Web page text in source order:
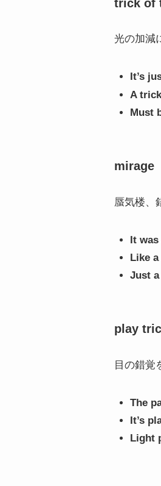
trick of
光の加減
It’s
A
Must
mirage
蜃気楼、
It was
Like
Just
play
目の錯覚
The
It’s
Light